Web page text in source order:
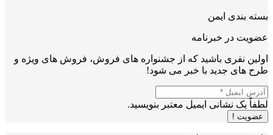
بسته بندی ایمن
عضویت در خبرنامه
اولین نفری باشید که از جشنواره های فروش، فروش های ویژه و
طرح های جدید با خبر می شود!
لطفاً یک نشانی ایمیل معتبر بنویسید.
عضویت !